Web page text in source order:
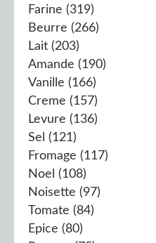
Farine (319)
Beurre (266)
Lait (203)
Amande (190)
Vanille (166)
Creme (157)
Levure (136)
Sel (121)
Fromage (117)
Noel (108)
Noisette (97)
Tomate (84)
Epice (80)